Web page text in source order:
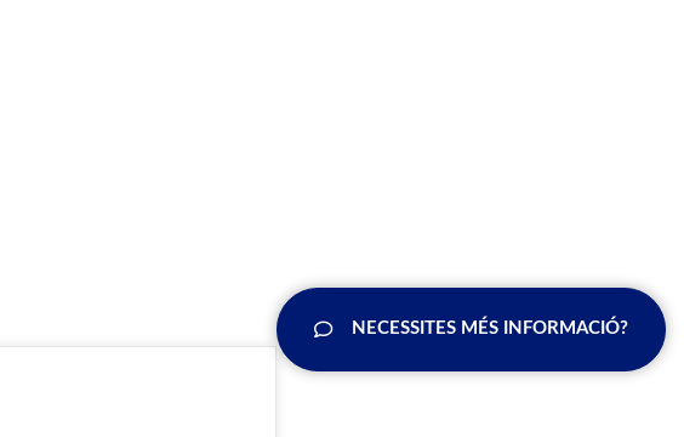
NECESSITES MÉS INFORMACIÓ?